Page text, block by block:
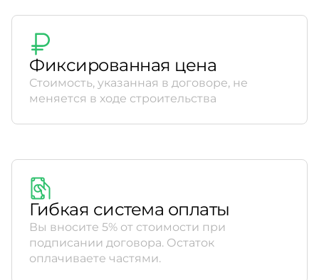
Фиксированная цена
Стоимость, указанная в договоре, не
меняется в ходе строительства
Гибкая система оплаты
Вы вносите 5% от стоимости при
подписании договора. Остаток
оплачиваете частями.